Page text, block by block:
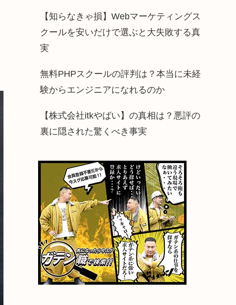
【知らなきゃ損】Webマーケティングス
クールを安いだけで選ぶと大失敗する真
実
無料PHPスクールの評判は？本当に未経
験からエンジニアになれるのか
【株式会社itkやばい】の真相は？悪評の
裏に隠された驚くべき事実